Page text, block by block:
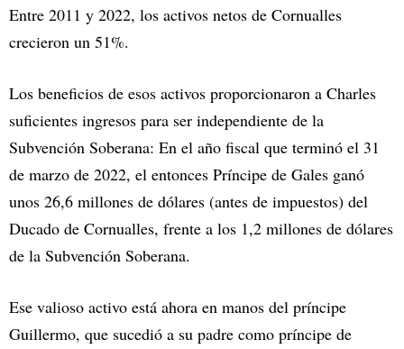
Entre 2011 y 2022, los activos netos de Cornualles
crecieron un 51%.
Los beneficios de esos activos proporcionaron a Charles
suficientes ingresos para ser independiente de la
Subvención Soberana: En el año fiscal que terminó el 31
de marzo de 2022, el entonces Príncipe de Gales ganó
unos 26,6 millones de dólares (antes de impuestos) del
Ducado de Cornualles, frente a los 1,2 millones de dólares
de la Subvención Soberana.
Ese valioso activo está ahora en manos del príncipe
Guillermo, que sucedió a su padre como príncipe de